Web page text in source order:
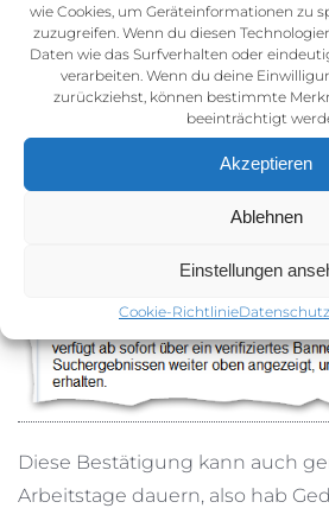
wie Cookies, um Geräteinformationen zu
zuzugreifen. Wenn du diesen
Daten wie das Surfverhalten oder
verarbeiten. Wenn du deine
zurückziehst, können bestimmte
beeinträchtigt
Akzeptieren
Ablehnen
Einstellungen
Cookie-RichtlinieDatenschutz
Möglichkeit mit Dokumenten
Unternehmen Deine Seite zu
Wenn alles gut läuft, bekommst
Bestätigung.
Diese Bestätigung kann auch
Arbeitstage dauern, also hab